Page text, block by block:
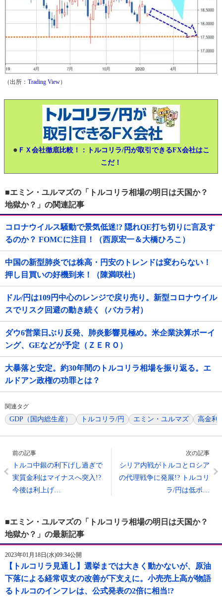
（出所： Trading View）
● ＦＸ会社徹底比較！：トルコリラ/円が取引できるFX会社はこ
こだ！
■エミン・ユルマズの「トルコリラ相場の明日は天国か？
地獄か？」の関連記事
コロナウイルス騒動で景気低迷!? 隠れQE打ち切りに言及す
るのか？ FOMCに注目！（西原宏一＆大橋ひろこ）
中国の新型肺炎では株高・円安のトレンドは変わらない！
押し目買いの好機到来！（陳満咲杜）
ドル/円は109円中心のレンジで戻り売り。新型コロナウイル
スでリスク回避の動き続く（バカラ村）
ダウ6営業日ぶり反発、肺炎影響見極め。米企業決算ボーイ
ング、GEなどが予定（ＺＥＲＯ）
大暴落と安定。約30年間のトルコリラ相場を振り返る。エ
ルドアン政権の功罪とは？
関連タグ
GDP（国内総生産） トルコリラ/円 エミン・ユルマズ 高金利
前の記事
トルコ中銀の利下げし過ぎで
実質金利はマイナスへ突入!?
今後は利上げ…
次の記事
シリア内戦がトルコとロシア
の代理戦争に発展!? トルコリ
ラ/円は低ボ…
■エミン・ユルマズの「トルコリラ相場の明日は天国か？
地獄か？」の最新記事
2023年01月18日(水)09:34公開
【トルコリラ見通し】選挙までは大きく動かないが、原油
下落による経常収支の改善が下支えに。小売売上高が物語
るトルコのインフレは、公式発表の2倍に相当!?